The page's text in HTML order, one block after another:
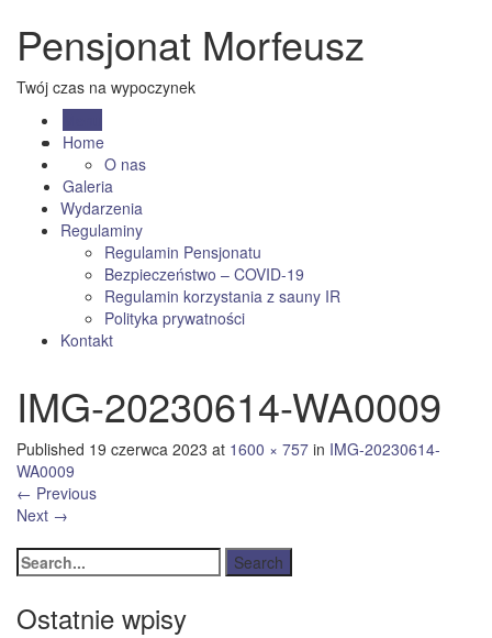
Pensjonat Morfeusz
Twój czas na wypoczynek
Home
O nas
Galeria
Wydarzenia
Regulaminy
Regulamin Pensjonatu
Bezpieczeństwo – COVID-19
Regulamin korzystania z sauny IR
Polityka prywatności
Kontakt
IMG-20230614-WA0009
Published 19 czerwca 2023 at 1600 × 757 in IMG-20230614-
WA0009
← Previous
Next →
Ostatnie wpisy